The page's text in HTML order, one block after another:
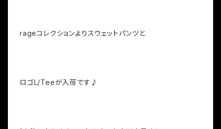
rageコレクションよりスウェットパンツと
ロゴL/Teeが入荷です♪